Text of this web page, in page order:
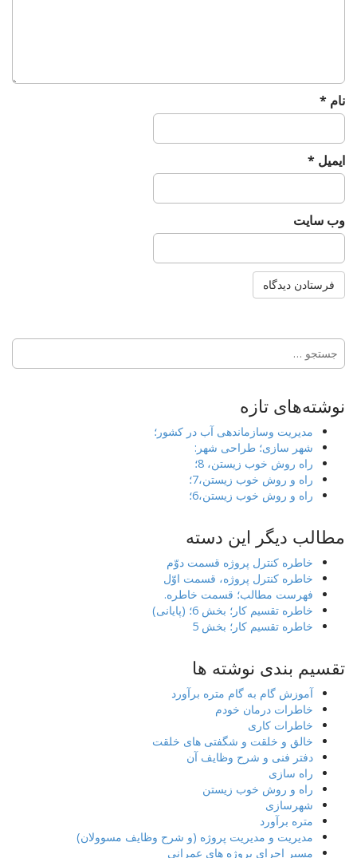
نام *
ایمیل *
وب‌ سایت
جستجو
برای:
نوشته‌های تازه
مدیریت وسازماندهی آب در کشور؛
شهر سازی؛ طراحی شهر:
راه روش خوب زیستن، 8؛
راه و روش خوب زیستن،7؛
راه و روش خوب زیستن،6؛
مطالب دیگر این دسته
خاطره کنترل پروژه قسمت دوّم
خاطره کنترل پروژه، قسمت اوّل
فهرست مطالب؛ قسمت خاطره.
خاطره تقسیم کار؛ بخش 6؛ (پایانی)
خاطره تقسیم کار؛ بخش 5
تقسیم بندی نوشته ها
آموزش گام به گام متره برآورد
خاطرات درمان خودم
خاطرات کاری
خالق و خلقت و شگفتی های خلقت
دفتر فنی و شرح وظایف آن
راه سازی
راه و روش خوب زیستن
شهرسازی
متره برآورد
مدیریت و مدیریت پروژه (و شرح وظایف مسوولان)
مسیر اجرای پروژه های عمرانی